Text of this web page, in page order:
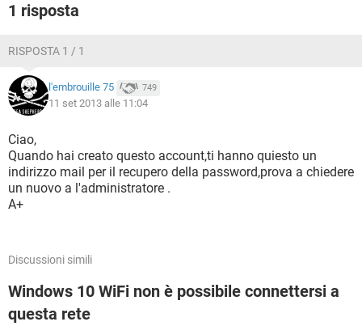
1 risposta
RISPOSTA 1 / 1
l'embrouille 75 749
11 set 2013 alle 11:04
Ciao,
Quando hai creato questo account,ti hanno quiesto un
indirizzo mail per il recupero della password,prova a chiedere
un nuovo a l'administratore .
A+
Discussioni simili
Windows 10 WiFi non è possibile connettersi a
questa rete